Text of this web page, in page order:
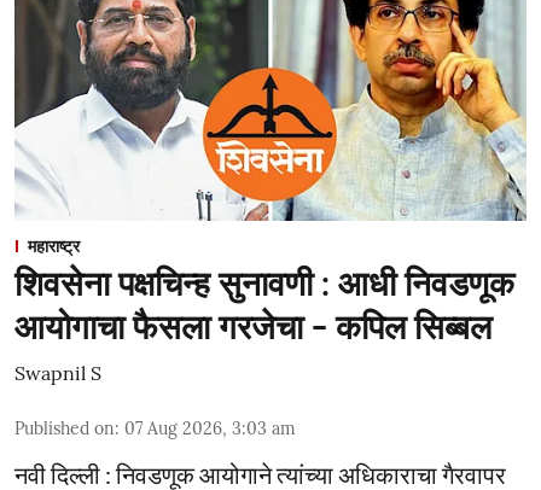
महाराष्ट्र
शिवसेना पक्षचिन्ह सुनावणी : आधी निवडणूक
आयोगाचा फैसला गरजेचा - कपिल सिब्बल
Swapnil S
Published on: 07 Aug 2026, 3:03 am
नवी दिल्ली : निवडणूक आयोगाने त्यांच्या अधिकाराचा गैरवापर